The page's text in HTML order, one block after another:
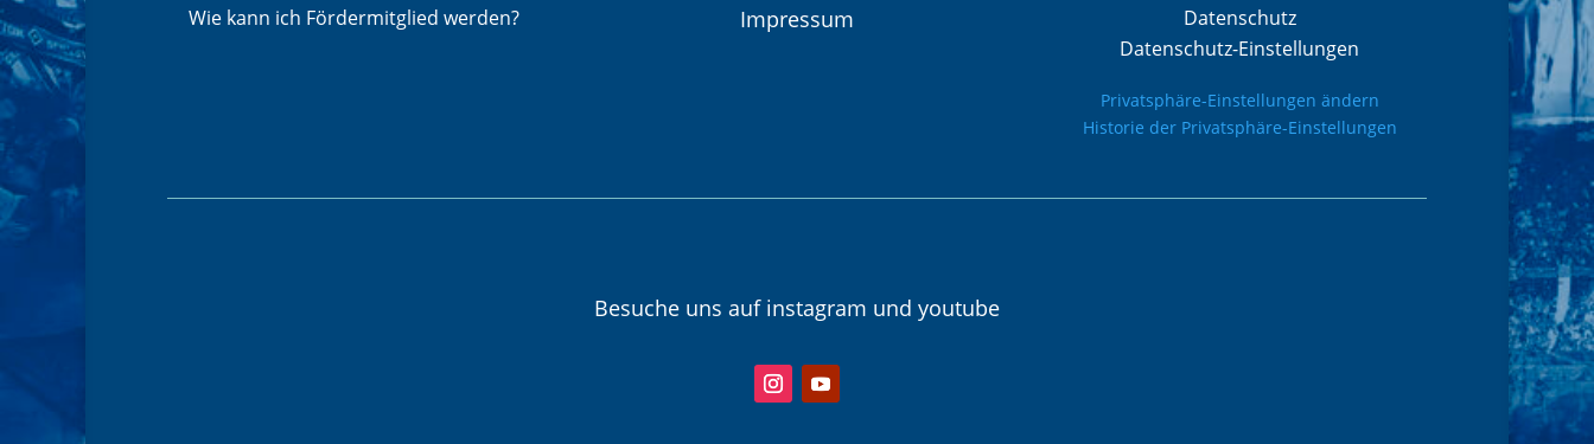
Wie kann ich Fördermitglied werden? Impressum
Datenschutz
Datenschutz-Einstellungen
Privatsphäre-Einstellungen ändern
Historie der Privatsphäre-Einstellungen
Besuche uns auf instagram und youtube